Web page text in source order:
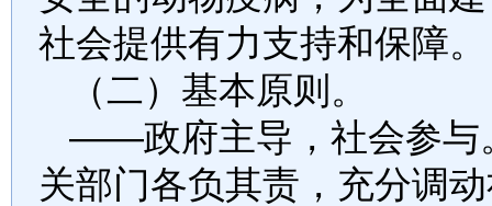
社会提供有力支持和保障。
（二）基本原则。
——政府主导，社会参与
关部门各负其责，充分调